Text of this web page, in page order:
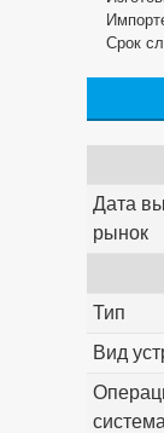
Срок
Дата
рынок
Тип
Вид
система